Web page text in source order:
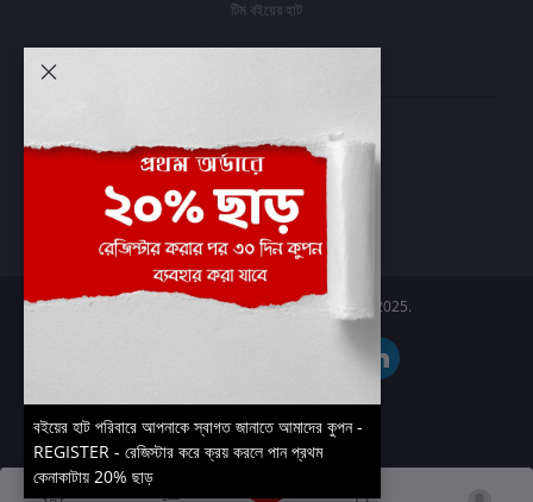
টিম বইয়ের হাট
প্রবেশ করুন
অর্ডার ইতিহাস
আমার ইচ্ছাগুলি
অর্ডার ট্র্যাকিং
Boier Haat™ | © All rights reserved 2025.
বইয়ের হাট পরিবারে আপনাকে স্বাগত জানাতে আমাদের কুপন -
REGISTER - রেজিস্টার করে ক্রয় করলে পান প্রথম
কেনাকাটায় 20% ছাড়